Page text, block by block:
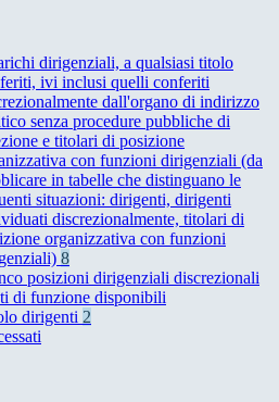
dirigenziali, a qualsiasi titolo
ivi inclusi quelli conferiti
dall'organo di indirizzo
senza procedure pubbliche di
e titolari di posizione
con funzioni dirigenziali (da
in tabelle che distinguano le
situazioni: dirigenti, dirigenti
discrezionalmente, titolari di
organizzativa con funzioni
8
posizioni dirigenziali discrezionali
di funzione disponibili
dirigenti 2